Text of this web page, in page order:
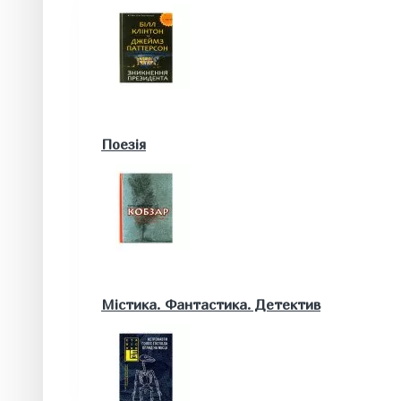
Математика. Природничі та інші науки
Біологія
Географія. Геологія
Поезія
Містика. Фантастика. Детектив